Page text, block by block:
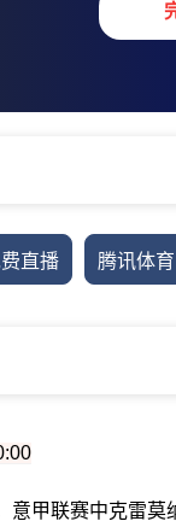
直播 腾讯体育
意甲联赛中克雷